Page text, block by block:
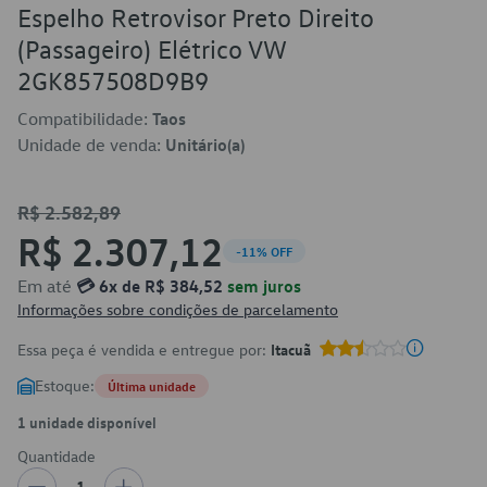
Espelho Retrovisor Preto Direito
(Passageiro) Elétrico VW
2GK857508D9B9
Compatibilidade: Taos
Unidade de venda: Unitário(a)
R$ 2.582,89
R$ 2.307,12 -11% OFF
Em até 💳 6x de R$ 384,52 sem juros
Informações sobre condições de parcelamento
Essa peça é vendida e entregue por: Itacuã
Estoque: Última unidade
1 unidade disponível
Quantidade